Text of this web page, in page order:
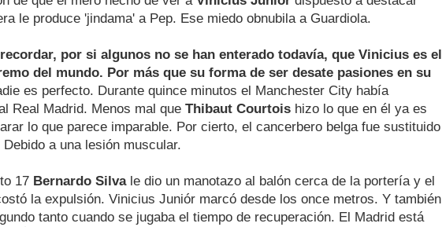
le produce 'jindama' a Pep. Ese miedo obnubila a Guardiola.
por si algunos no se han enterado todavía, que Vinicius es el
del mundo. Por más que su forma de ser desate pasiones en su
es perfecto. Durante quince minutos el Manchester City había
Real Madrid. Menos mal que Thibaut Courtois hizo lo que en él ya es
lo que parece imparable. Por cierto, el cancerbero belga fue sustituido
Debido a una lesión muscular.
17 Bernardo Silvale dio un manotazo al balón cerca de la portería y el
la expulsión. Vinicius Juniór marcó desde los once metros. Y también
tanto cuando se jugaba el tiempo de recuperación. El Madrid está